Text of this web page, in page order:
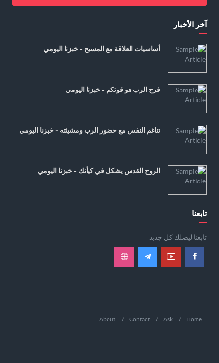
آخر الأخبار
أساسيات العلاقة مع المسيح - خبزنا اليومي
فرح الرب هو قوتكم - خبزنا اليومي
تناغم النفس مع حضور الرب ومشيئته - خبزنا اليومي
الروح القدس يشكل في كيأنك - خبزنا اليومي
تابعنا
تابعنا ليصلك كل جديد
Home
Ask
Contact
About